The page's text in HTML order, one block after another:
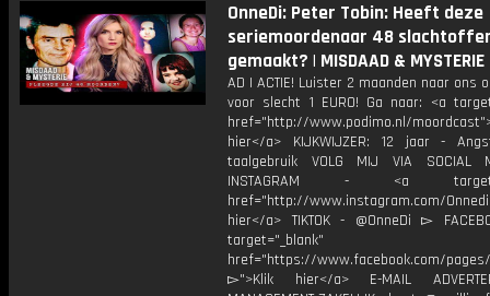
OnneDi: Peter Tobin: Heeft deze
seriemoordenaar 48
gemaakt? | MISDAAD & MYSTERIE
AD | ACTIE! Luister 2 maanden naar ons
voor slecht 1 EURO! Ga naar: <a
href="http://www.podimo.nl/
hier</a> KIJKWIJZER: 12 jaar -
taalgebruik VOLG MIJ VIA SOCIAL
INSTAGRAM - <a
href="http://www.instagram.com/
hier</a> TIKTOK - @OnneDi ▻
target="_blank"
href="https://www.facebook.com/pages/
▻">Klik hier</a> E-MAIL